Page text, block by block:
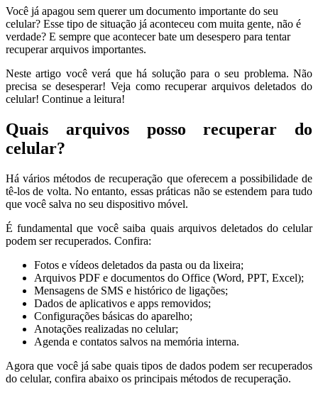
Você já apagou sem querer um documento importante do seu
celular? Esse tipo de situação já aconteceu com muita gente, não é
verdade? E sempre que acontecer bate um desespero para tentar
recuperar arquivos importantes.
Neste artigo você verá que há solução para o seu problema. Não
precisa se desesperar! Veja como recuperar arquivos deletados do
celular! Continue a leitura!
Quais arquivos posso recuperar do
celular?
Há vários métodos de recuperação que oferecem a possibilidade de
tê-los de volta. No entanto, essas práticas não se estendem para tudo
que você salva no seu dispositivo móvel.
É fundamental que você saiba quais arquivos deletados do celular
podem ser recuperados. Confira:
Fotos e vídeos deletados da pasta ou da lixeira;
Arquivos PDF e documentos do Office (Word, PPT, Excel);
Mensagens de SMS e histórico de ligações;
Dados de aplicativos e apps removidos;
Configurações básicas do aparelho;
Anotações realizadas no celular;
Agenda e contatos salvos na memória interna.
Agora que você já sabe quais tipos de dados podem ser recuperados
do celular, confira abaixo os principais métodos de recuperação.